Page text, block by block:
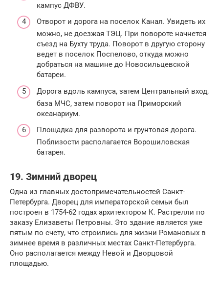
кампус ДФВУ.
Отворот и дорога на поселок Канал. Увидеть их
можно, не доезжая ТЭЦ. При повороте начнется
съезд на Бухту труда. Поворот в другую сторону
ведет в поселок Поспелово, откуда можно
добраться на машине до Новосильцевской
батареи.
Дорога вдоль кампуса, затем Центральный вход,
база МЧС, затем поворот на Приморский
океанариум.
Площадка для разворота и грунтовая дорога.
Поблизости располагается Ворошиловская
батарея.
19. Зимний дворец
Одна из главных достопримечательностей Санкт-
Петербурга. Дворец для императорской семьи был
построен в 1754-62 годах архитектором К. Растрелли по
заказу Елизаветы Петровны. Это здание является уже
пятым по счету, что строились для жизни Романовых в
зимнее время в различных местах Санкт-Петербурга.
Оно располагается между Невой и Дворцовой
площадью.